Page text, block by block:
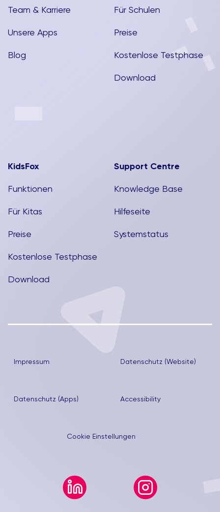
Team & Karriere
Unsere Apps
Blog
Für Schulen
Preise
Kostenlose Testphase
Download
KidsFox
Funktionen
Für Kitas
Preise
Kostenlose Testphase
Download
Support Centre
Knowledge Base
Hilfeseite
Systemstatus
Impressum Datenschutz (Website)
Datenschutz (Apps) Accessibility
Cookie Einstellungen